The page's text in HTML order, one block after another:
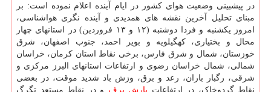
در پیشبینی وضعیت هوای کشور در ایام آینده اعلام نموده است: بر
مبنای تحلیل آخرین نقشه های همدیدی و آینده نگری هواشناسی،
امروز یکشنبه و فردا دوشنبه (۱۲ و ۱۳ فروردین) در استانهای چهار
محال و بختیاری، کهگیلویه و بویر احمد، جنوب اصفهان، شرق
خوزستان، شمال و شرق فارس، برخی نقاط استان کرمان، خراسان
شمالی، شمال خراسان رضوی و ارتفاعات استانهای البرز مرکزی و
شرقی، رگبار باران، رعد و برق، وزش باد شدید موقت، در بعضی
نقاط گردوخاک، در ارتفاعات بارش برف و در نقاط مستعد تگرگ